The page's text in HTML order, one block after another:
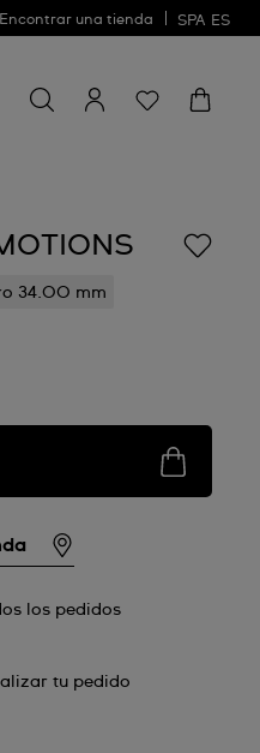
Encontrar una tienda SPA ES
algo
34.00 mm
los pedidos
tu pedido